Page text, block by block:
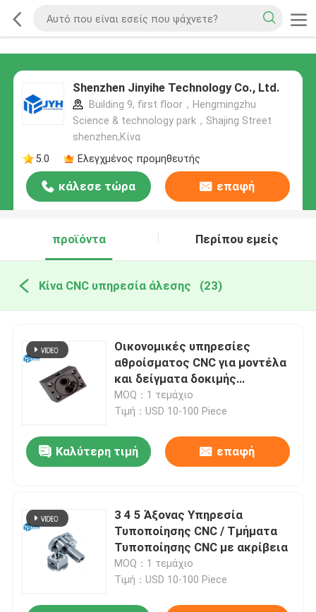
Shenzhen Jinyihe Technology Co., Ltd.
Building 9, first floor，Hengmingzhu
Science & technology park，Shajing Street
shenzhen,Κίνα
5.0
Ελεγχμένος προμηθευτής
κάλεσε τώρα επαφή
προϊόντα Περίπου εμείς
Κίνα CNC υπηρεσία άλεσης (23)
Οικονομικές υπηρεσίες
αθροίσματος CNC για μοντέλα
και δείγματα δοκιμής
μετάλλων
MOQ：1 τεμάχιο
Τιμή：USD 10-100 Piece
Καλύτερη τιμή επαφή
3 4 5 Άξονας Υπηρεσία
Τυποποίησης CNC / Τμήματα
Τυποποίησης CNC με ακρίβεια
MOQ：1 τεμάχιο
Τιμή：USD 10-100 Piece